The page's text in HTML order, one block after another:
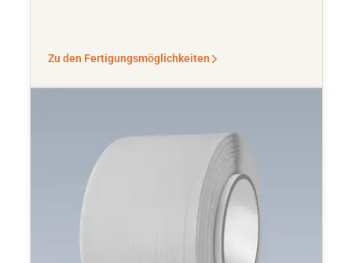
Zu den Fertigungsmöglichkeiten